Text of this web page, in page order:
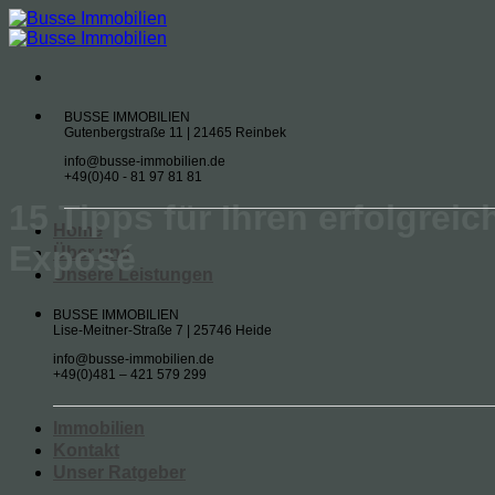
Zum
Inhalt
BUSSE IMMOBILIEN
Gutenbergstraße 11 | 21465 Reinbek
info@busse-immobilien.de
+49(0)40 - 81 97 81 81
Home
Über uns
Unsere Leistungen
BUSSE IMMOBILIEN
Lise-Meitner-Straße 7 | 25746 Heide
info@busse-immobilien.de
+49(0)481 – 421 579 299
15 Tipps für Ihren
Exposé